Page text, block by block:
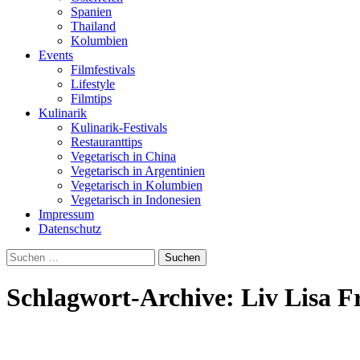
Spanien
Thailand
Kolumbien
Events
Filmfestivals
Lifestyle
Filmtips
Kulinarik
Kulinarik-Festivals
Restauranttips
Vegetarisch in China
Vegetarisch in Argentinien
Vegetarisch in Kolumbien
Vegetarisch in Indonesien
Impressum
Datenschutz
Suchen
nach:
Schlagwort-Archive: Liv Lisa